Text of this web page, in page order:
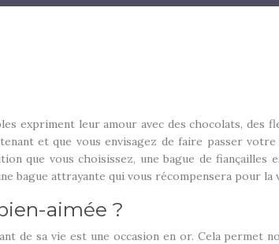
expriment leur amour avec des chocolats, des
et que vous envisagez de faire passer
vous choisissez, une bague de fiançailles
bague attrayante qui vous récompensera pour la
aimée ?
de sa vie est une occasion en or. Cela permet